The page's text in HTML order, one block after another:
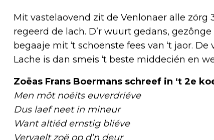
Mit vastelaovend zit de Venlonaer alle zörg
regeerd de lach. D’r wuurt gedans,
begaaje mit ‘t schoënste fees van ‘t jaor.
Lache is dan smeis ‘t beste middecién en
Zoëas Frans Boermans schreef in ‘t 2e
Men môt noëits euverdriéve
Dus laef neet in mineur
Want altiéd ernstig bliéve
Vervaelt zoë op d’n deur